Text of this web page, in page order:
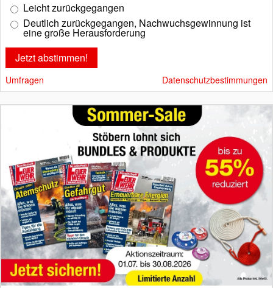
Leicht zurückgegangen
Deutlich zurückgegangen, Nachwuchsgewinnung ist
eine große Herausforderung
Umfragen Datenschutzbestimmungen